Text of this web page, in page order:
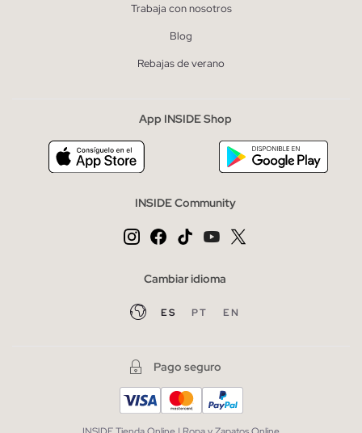
Trabaja con nosotros
Blog
Rebajas de verano
App INSIDE Shop
INSIDE Community
Cambiar idioma
ES PT EN
Pago seguro